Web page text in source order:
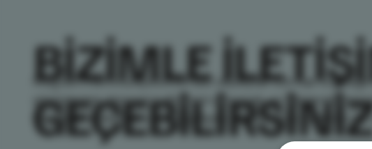
BİZİMLE
Müşteri memnuniyetini en üst düzeyde tutmak
görüşleriniz, hizmet kalitemizi artırmak ve
Geri bildirimleriniz, sürekli gelişim sürecimizin ayrılmaz bir